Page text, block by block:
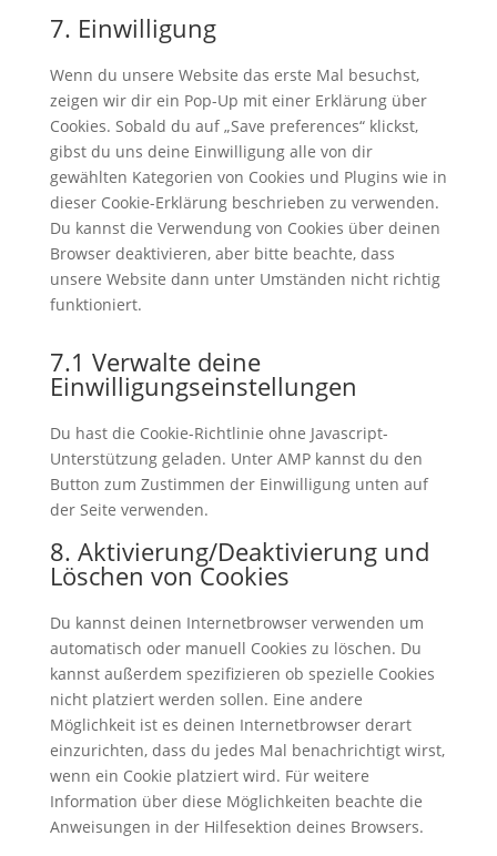
7. Einwilligung
Wenn du unsere Website das erste Mal besuchst,
zeigen wir dir ein Pop-Up mit einer Erklärung über
Cookies. Sobald du auf „Save preferences“ klickst,
gibst du uns deine Einwilligung alle von dir
gewählten Kategorien von Cookies und Plugins wie in
dieser Cookie-Erklärung beschrieben zu verwenden.
Du kannst die Verwendung von Cookies über deinen
Browser deaktivieren, aber bitte beachte, dass
unsere Website dann unter Umständen nicht richtig
funktioniert.
7.1 Verwalte deine
Einwilligungseinstellungen
Du hast die Cookie-Richtlinie ohne Javascript-
Unterstützung geladen. Unter AMP kannst du den
Button zum Zustimmen der Einwilligung unten auf
der Seite verwenden.
8. Aktivierung/Deaktivierung und
Löschen von Cookies
Du kannst deinen Internetbrowser verwenden um
automatisch oder manuell Cookies zu löschen. Du
kannst außerdem spezifizieren ob spezielle Cookies
nicht platziert werden sollen. Eine andere
Möglichkeit ist es deinen Internetbrowser derart
einzurichten, dass du jedes Mal benachrichtigt wirst,
wenn ein Cookie platziert wird. Für weitere
Information über diese Möglichkeiten beachte die
Anweisungen in der Hilfesektion deines Browsers.